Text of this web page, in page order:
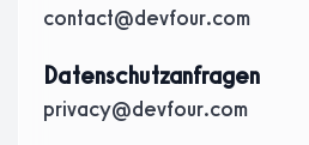
contact@devfour.com
Datenschutzanfragen
privacy@devfour.com